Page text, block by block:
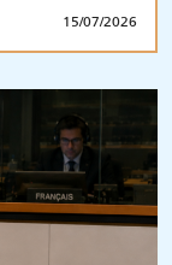
15/07/2026